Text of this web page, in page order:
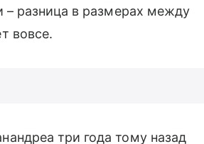
разница в размерах между
вовсе.
три года тому назад